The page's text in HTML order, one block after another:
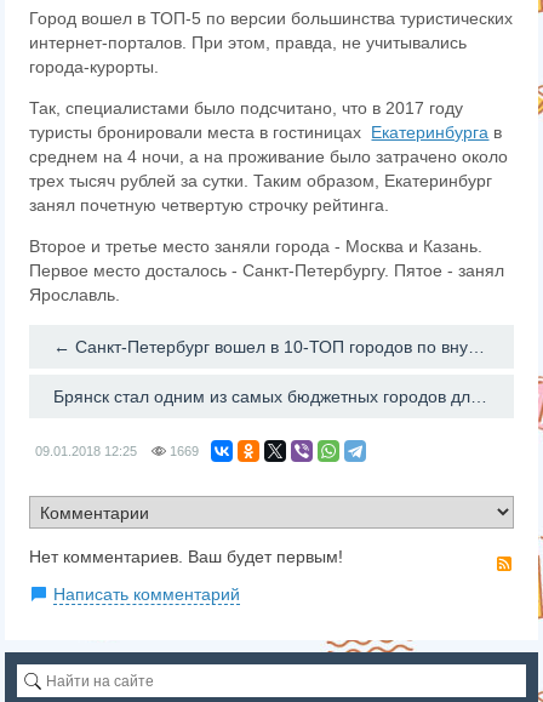
Город вошел в ТОП-5 по версии большинства туристических
интернет-порталов. При этом, правда, не учитывались
города-курорты.
Так, специалистами было подсчитано, что в 2017 году
туристы бронировали места в гостиницах Екатеринбурга в
среднем на 4 ночи, а на проживание было затрачено около
трех тысяч рублей за сутки. Таким образом, Екатеринбург
занял почетную четвертую строчку рейтинга.
Второе и третье место заняли города - Москва и Казань.
Первое место досталось - Санкт-Петербургу. Пятое - занял
Ярославль.
← Санкт-Петербург вошел в 10-ТОП городов по внутреннему туризму
Брянск стал одним из самых бюджетных городов для туристов →
09.01.2018 12:25 1669
Нет комментариев. Ваш будет первым!
Написать комментарий